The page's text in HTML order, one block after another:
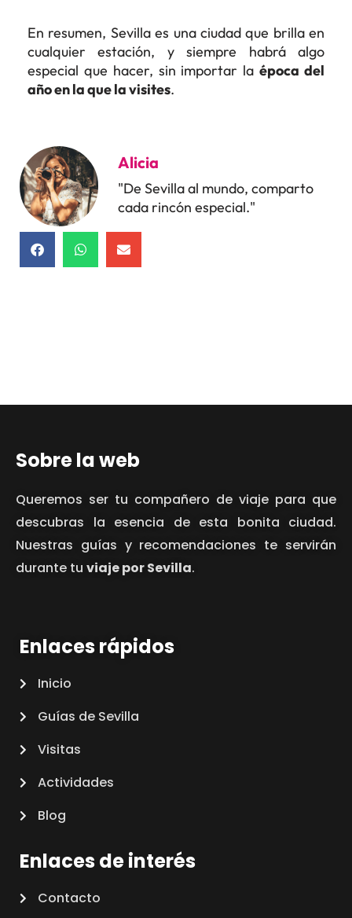
En resumen, Sevilla es una ciudad que brilla en
cualquier estación, y siempre habrá algo
especial que hacer, sin importar laépoca del
año en la que la visites.
Alicia
"De Sevilla al mundo, comparto
cada rincón especial."
Sobre la web
Queremos ser tu compañero de viaje para que
descubras la esencia de esta bonita ciudad.
Nuestras guías y recomendaciones te servirán
durante tu viaje por Sevilla.
Enlaces rápidos
Inicio
Guías de Sevilla
Visitas
Actividades
Blog
Enlaces de interés
Contacto